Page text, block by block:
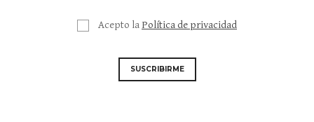
Acepto la Política de privacidad
SUSCRIBIRME